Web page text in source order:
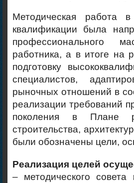
Методическая работа
квалификации была
профессионального
работника, а в итоге на
подготовку
специалистов,
рыночных отношений в
реализации требований
поколения в Плане
строительства,
были обозначены цели,
Реализация целей
– методического совета